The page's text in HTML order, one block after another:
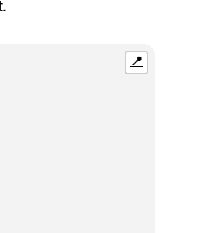
📍